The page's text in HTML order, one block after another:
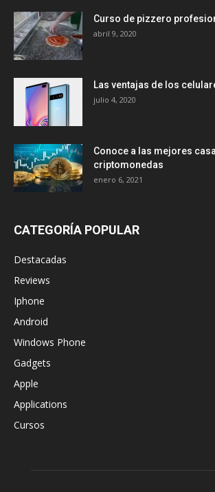
Curso de pizzero
abril 9, 2020
Las ventajas de los
julio 4, 2020
Conoce a las mejores
criptomonedas
enero 6, 2021
CATEGORÍA POPULAR
Destacadas
Reviews
Iphone
Android
Windows Phone
Gadgets
Apple
Applications
Cursos